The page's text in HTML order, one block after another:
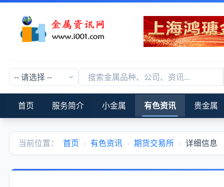
首页 服务简介 小金属 有色资讯 贵金属
当前位置： 首页 › 有色资讯 › 期货交易所 › 详细信息